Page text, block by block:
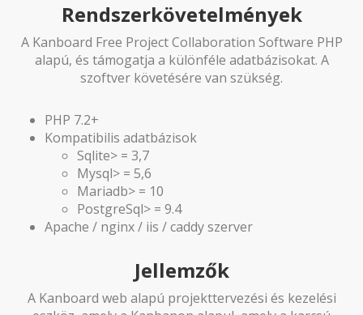
Rendszerkövetelmények
A Kanboard Free Project Collaboration Software PHP
alapú, és támogatja a különféle adatbázisokat. A
szoftver követésére van szükség.
PHP 7.2+
Kompatibilis adatbázisok
Sqlite> = 3,7
Mysql> = 5,6
Mariadb> = 10
PostgreSql> = 9.4
Apache / nginx / iis / caddy szerver
Jellemzők
A Kanboard web alapú projekttervezési és kezelési